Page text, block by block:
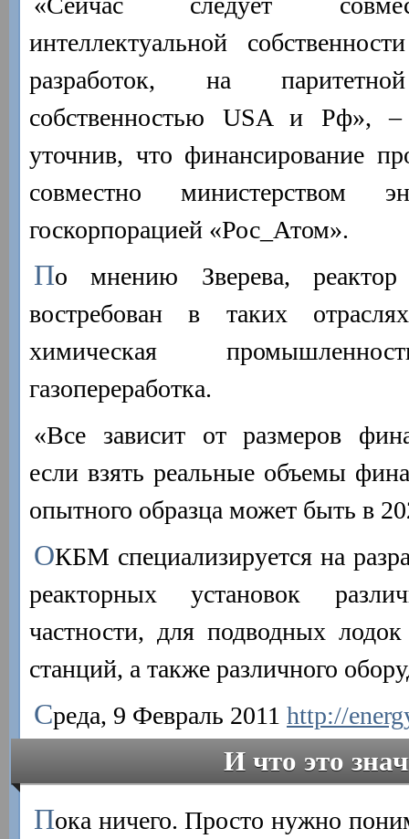
интеллектуальной
разработок, на
собственностью USA и Рф»,
уточнив, что финансирование
совместно министерством
госкорпорацией «Рос_Атом».
По мнению Зверева,
востребован в таких
химическая
газопереработка.
«Все зависит от размеров
если взять реальные объемы
опытного образца может быть в
ОКБМ специализируется на
реакторных установок
частности, для подводных
станций, а также различного
Среда, 9 Февраль 2011 http://
И что это
Пока ничего. Просто нужно